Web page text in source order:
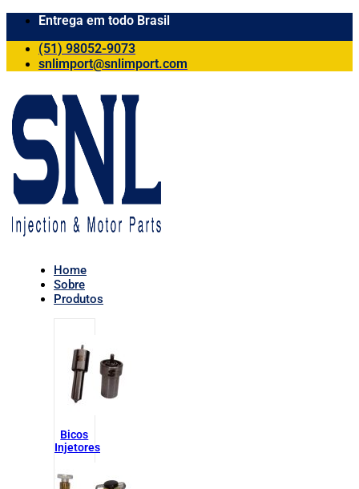
Entrega em todo Brasil
(51) 98052-9073
snlimport@snlimport.com
Home
Sobre
Produtos
Bicos
Injetores